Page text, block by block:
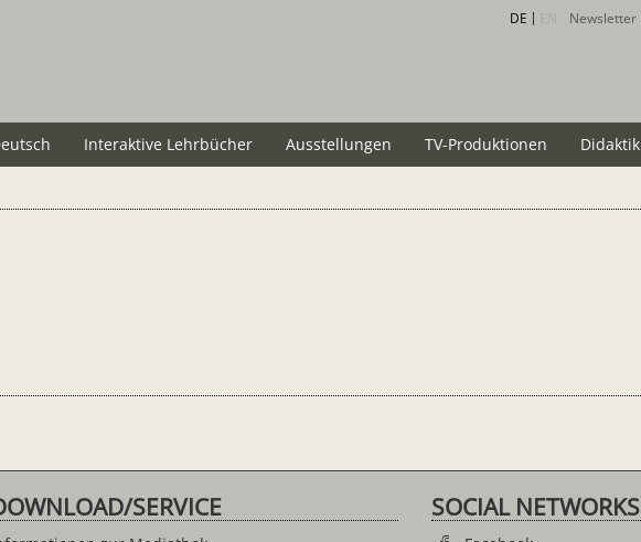
DE Newsletter
Interaktive Lehrbücher Ausstellungen TV-Produktionen Didaktik
SERVICE SOCIAL NETWORKS